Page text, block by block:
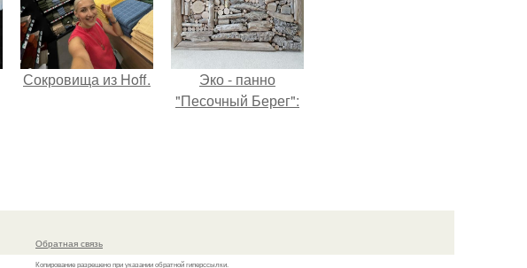
Сокровища из Hoff.
Эко - панно
"Песочный Берег":
Обратная связь
Копирование разрешено при указании обратной гиперссылки.